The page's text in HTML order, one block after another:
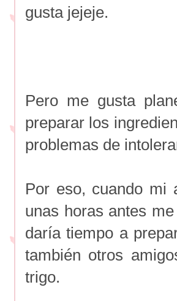
gusta jejeje.
Pero me gusta
preparar los
problemas de
Por eso, cuando mi
unas horas antes
daría tiempo a
también otros
trigo.